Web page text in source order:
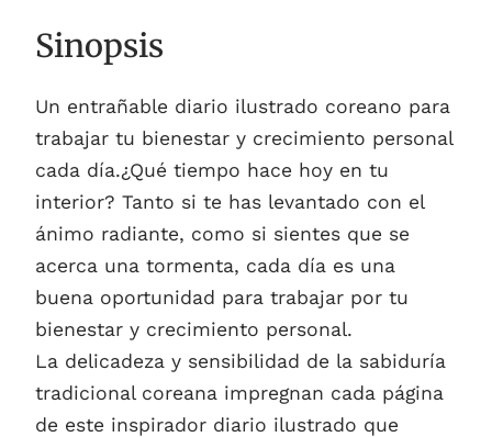
Sinopsis
Un entrañable diario ilustrado coreano para
trabajar tu bienestar y crecimiento personal
cada día.¿Qué tiempo hace hoy en tu
interior? Tanto si te has levantado con el
ánimo radiante, como si sientes que se
acerca una tormenta, cada día es una
buena oportunidad para trabajar por tu
bienestar y crecimiento personal.
La delicadeza y sensibilidad de la sabiduría
tradicional coreana impregnan cada página
de este inspirador diario ilustrado que